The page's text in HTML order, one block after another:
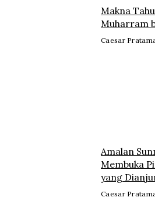
Makna
Muharram
Caesar
Amalan
Membuka
yang
Caesar